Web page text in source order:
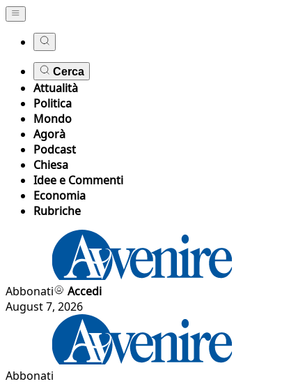
Cerca
Attualità
Politica
Mondo
Agorà
Podcast
Chiesa
Idee e Commenti
Economia
Rubriche
Abbonati
Accedi
August 7, 2026
Abbonati